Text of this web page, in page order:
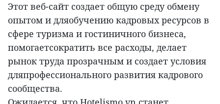
Этот веб-сайт создает общую среду обмену
опытом и дляобучению кадровых ресурсов в
сфере туризма и гостиничного бизнеса,
помогаетсократить все расходы, делает
рынок труда прозрачным и создает условия
дляпрофессионального развития кадрового
сообщества.